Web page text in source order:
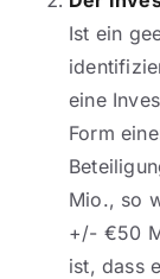
Ist ein
eine
Form
Mio., so
+/- €50
ist, dass